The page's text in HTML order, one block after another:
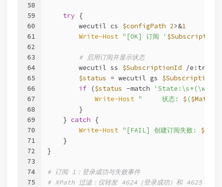
58
59
60
61
62
63
64
65
66
67
68
69
70
71
72
73
74
75
try {
        wecutil cs
$configPath 2>&1
Write-Host "[OK] 订阅 '
# 启用订阅并显示状态
        wecutil ss
$SubscriptionId /e:true
$status = wecutil gs $SubscriptionId
if ($status -match 'State:\s*(\w+)'
Write-Host "     状态: $ ($Matches
        }
    }
catch {
Write-Host "[FAIL] 创建订阅失败: $
    }
}
# 订阅 1：登录成功与失败事件
# XPath 过滤：仅转发 4624（登录成功）和 4625（登录